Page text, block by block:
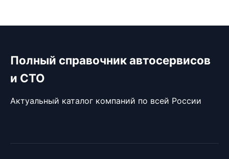
Полный справочник автосервисов
и СТО
Актуальный каталог компаний по всей России